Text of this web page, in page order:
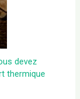
devez
thermique